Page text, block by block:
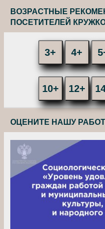
ВОЗРАСТНЫЕ
ПОСЕТИТЕЛЕЙ
3+ 4+
10+ 12+
ОЦЕНИТЕ НАШУ